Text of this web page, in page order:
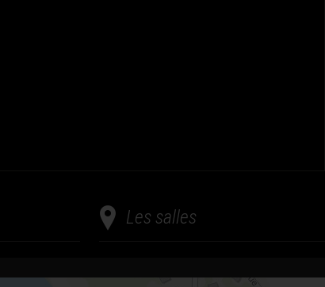
Les salles